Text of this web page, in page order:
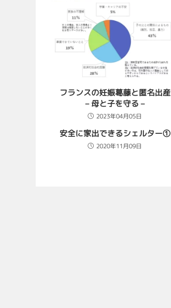
フランスの妊娠葛藤と匿名出産
– 母と子を守る –
2023年04月05日
安全に家出できるシェルター①
2020年11月09日